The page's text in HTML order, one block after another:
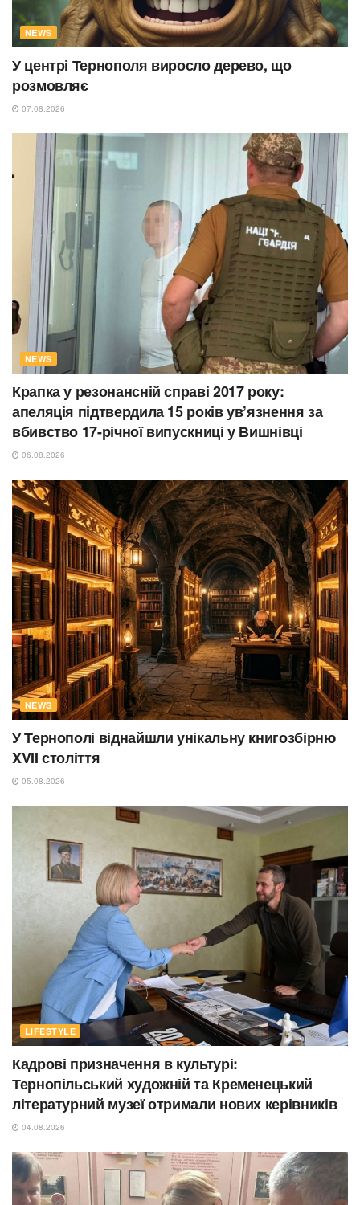
NEWS
У центрі Тернополя виросло дерево, що
розмовляє
07.08.2026
NEWS
Крапка у резонансній справі 2017 року:
апеляція підтвердила 15 років ув’язнення за
вбивство 17-річної випускниці у Вишнівці
06.08.2026
NEWS
У Тернополі віднайшли унікальну книгозбірню
XVII століття
05.08.2026
LIFESTYLE
Кадрові призначення в культурі:
Тернопільський художній та Кременецький
літературний музеї отримали нових керівників
04.08.2026